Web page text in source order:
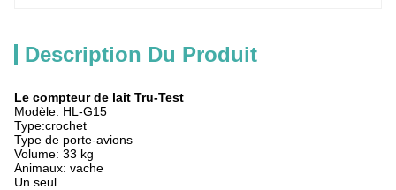
Description Du Produit
Le compteur de lait Tru-Test
Modèle: HL-G15
Type:crochet
Type de porte-avions
Volume: 33 kg
Animaux: vache
Un seul.